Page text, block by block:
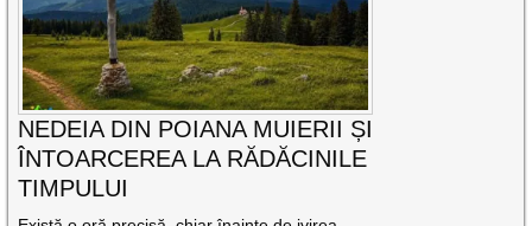
NEDEIA DIN POIANA MUIERII ȘI
ÎNTOARCEREA LA RĂDĂCINILE
TIMPULUI